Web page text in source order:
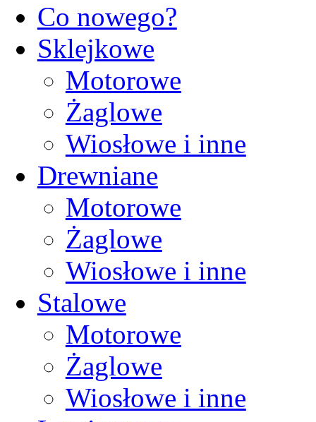
Co nowego?
Sklejkowe
Motorowe
Żaglowe
Wiosłowe i inne
Drewniane
Motorowe
Żaglowe
Wiosłowe i inne
Stalowe
Motorowe
Żaglowe
Wiosłowe i inne